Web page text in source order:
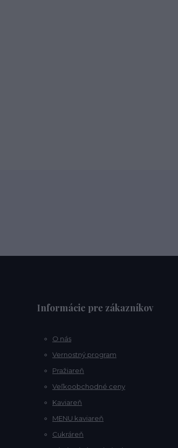
Informácie pre zákazníkov
O nás
Vernostný program
Pražiareň
Veľkoobchodné ceny
Kaviareň
MENU kaviareň
Cukráreň